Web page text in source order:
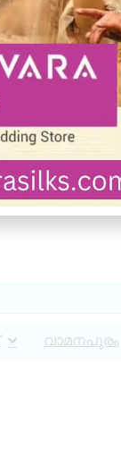
വാമനപുരം